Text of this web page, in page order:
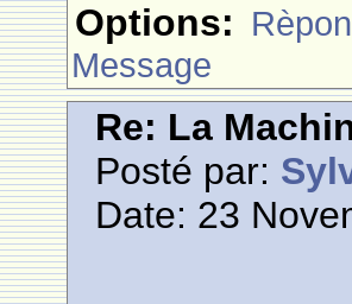
Options:
Message
Re: La
Posté par:
Date: 23